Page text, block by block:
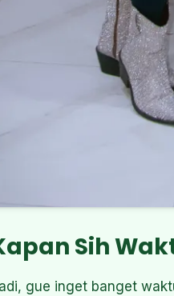
Sih
gue inget banget